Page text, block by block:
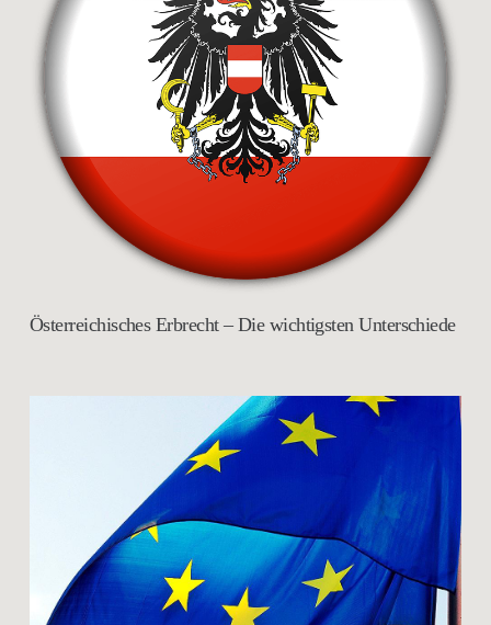
Österreichisches Erbrecht – Die wichtigsten Unterschiede